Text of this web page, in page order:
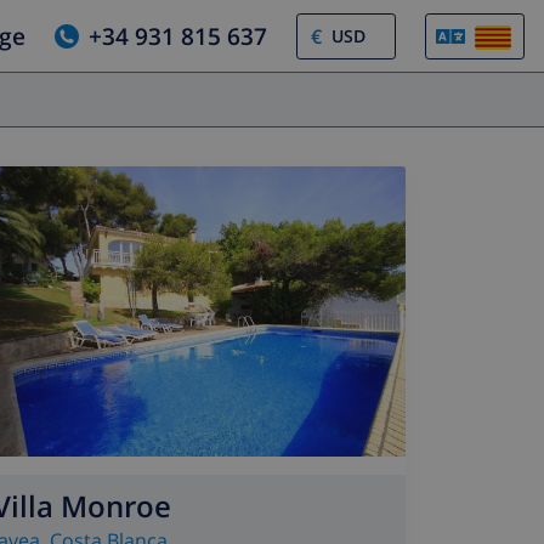
+34 931 815 637 €
Monroe